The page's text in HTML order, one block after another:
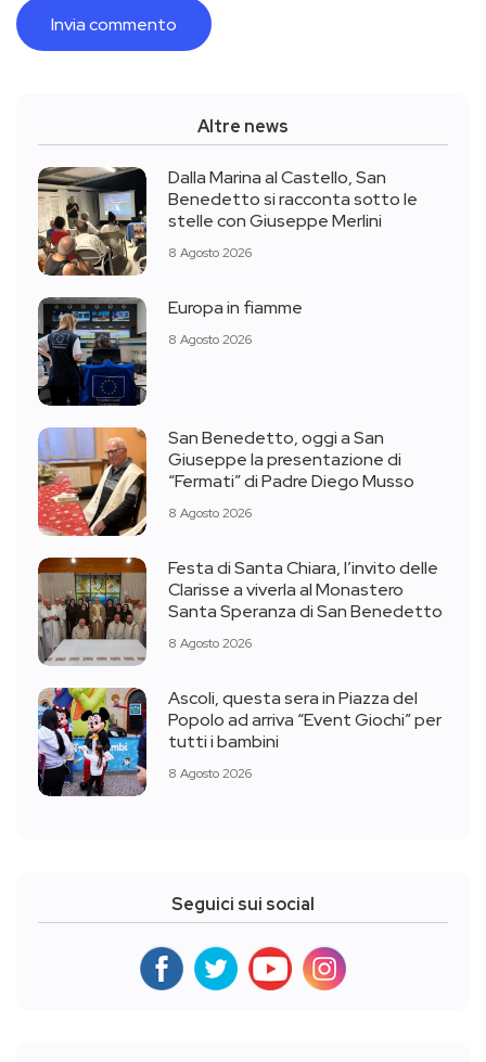
Altre news
Dalla Marina al Castello, San
Benedetto si racconta sotto le
stelle con Giuseppe Merlini
8 Agosto 2026
Europa in fiamme
8 Agosto 2026
San Benedetto, oggi a San
Giuseppe la presentazione di
“Fermati” di Padre Diego Musso
8 Agosto 2026
Festa di Santa Chiara, l’invito delle
Clarisse a viverla al Monastero
Santa Speranza di San Benedetto
8 Agosto 2026
Ascoli, questa sera in Piazza del
Popolo ad arriva “Event Giochi” per
tutti i bambini
8 Agosto 2026
Seguici sui social